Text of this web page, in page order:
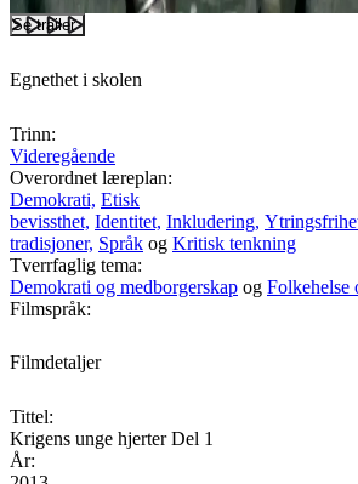
Se trailer
Egnethet i skolen
Trinn:
Videregående
Overordnet læreplan:
Demokrati, Etisk
bevissthet, Identitet, Inkludering,
tradisjoner, Språk og Kritisk tenkning
Tverrfaglig tema:
Demokrati og medborgerskap og Folkehelse
Filmspråk:
Filmdetaljer
Tittel:
Krigens unge hjerter Del 1
År: